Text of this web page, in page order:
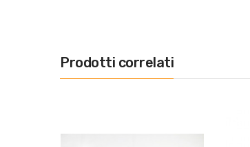
Prodotti correlati